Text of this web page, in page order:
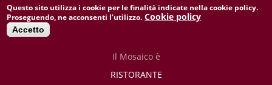
Questo sito utilizza i cookie per le finalità indicate nella cookie policy.
Proseguendo, ne acconsenti l'utilizzo. Cookie policy
Accetto
Il Mosaico è
RISTORANTE